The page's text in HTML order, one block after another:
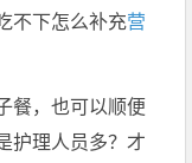
不下怎么补充营
餐，也可以顺便
护理人员多？才